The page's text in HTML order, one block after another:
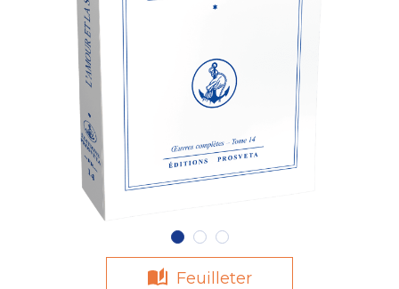
Feuilleter